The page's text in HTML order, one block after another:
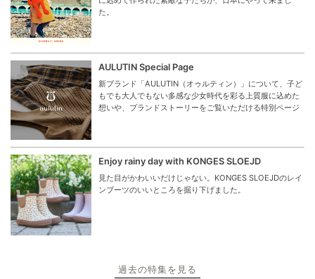
た。
AULUTIN Special Page
新ブランド「AULUTIN（オゥルティン）」について、子ど
もでも大人でもない多感な少女時代を彩る上質服に込めた
想いや、ブランドストーリーをご覧いただける特別ページ
Enjoy rainy day with KONGES SLOEJD
見た目がかわいいだけじゃない。KONGES SLOEJDのレイ
ンブーツのいいところを掘り下げました。
過去の特集を見る